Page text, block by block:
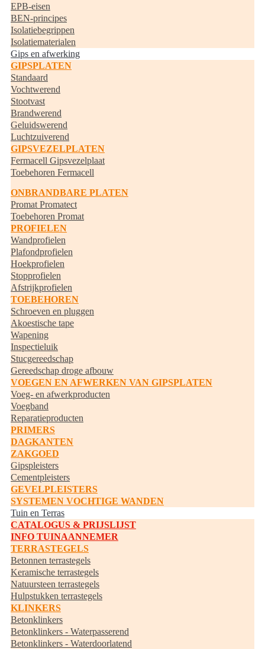
EPB-eisen
BEN-principes
Isolatiebegrippen
Isolatiematerialen
Gips en afwerking
GIPSPLATEN
Standaard
Vochtwerend
Stootvast
Brandwerend
Geluidswerend
Luchtzuiverend
GIPSVEZELPLATEN
Fermacell Gipsvezelplaat
Toebehoren Fermacell
ONBRANDBARE PLATEN
Promat Promatect
Toebehoren Promat
PROFIELEN
Wandprofielen
Plafondprofielen
Hoekprofielen
Stopprofielen
Afstrijkprofielen
TOEBEHOREN
Schroeven en pluggen
Akoestische tape
Wapening
Inspectieluik
Stucgereedschap
Gereedschap droge afbouw
VOEGEN EN AFWERKEN VAN GIPSPLATEN
Voeg- en afwerkproducten
Voegband
Reparatieproducten
PRIMERS
DAGKANTEN
ZAKGOED
Gipspleisters
Cementpleisters
GEVELPLEISTERS
SYSTEMEN VOCHTIGE WANDEN
Tuin en Terras
CATALOGUS & PRIJSLIJST
INFO TUINAANNEMER
TERRASTEGELS
Betonnen terrastegels
Keramische terrastegels
Natuursteen terrastegels
Hulpstukken terrastegels
KLINKERS
Betonklinkers
Betonklinkers - Waterpasserend
Betonklinkers - Waterdoorlatend